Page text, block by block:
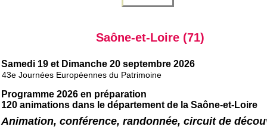
Saône-et-Loire (71)
Samedi 19 et Dimanche 20 septembre 2026
43e Journées Européennes du Patrimoine
Programme 2026 en préparation
120 animations dans le département de la Saône-et-Loire
Animation, conférence, randonnée, circuit de